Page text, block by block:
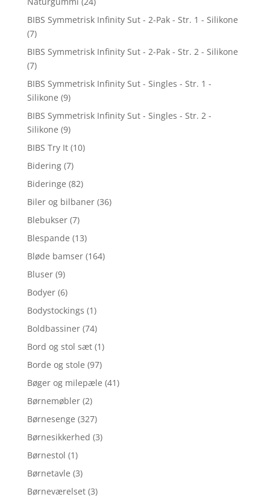
BIBS Symmetrisk Infinity Sut - 2-Pak - Str. 1 - Silikone
(7)
BIBS Symmetrisk Infinity Sut - 2-Pak - Str. 2 - Silikone
(7)
BIBS Symmetrisk Infinity Sut - Singles - Str. 1 -
Silikone (9)
BIBS Symmetrisk Infinity Sut - Singles - Str. 2 -
Silikone (9)
BIBS Try It (10)
Bidering (7)
Bideringe (82)
Biler og bilbaner (36)
Blebukser (7)
Blespande (13)
Bløde bamser (164)
Bluser (9)
Bodyer (6)
Bodystockings (1)
Boldbassiner (74)
Bord og stol sæt (1)
Borde og stole (97)
Bøger og milepæle (41)
Børnemøbler (2)
Børnesenge (327)
Børnesikkerhed (3)
Børnestol (1)
Børnetavle (3)
Børneværelset (3)